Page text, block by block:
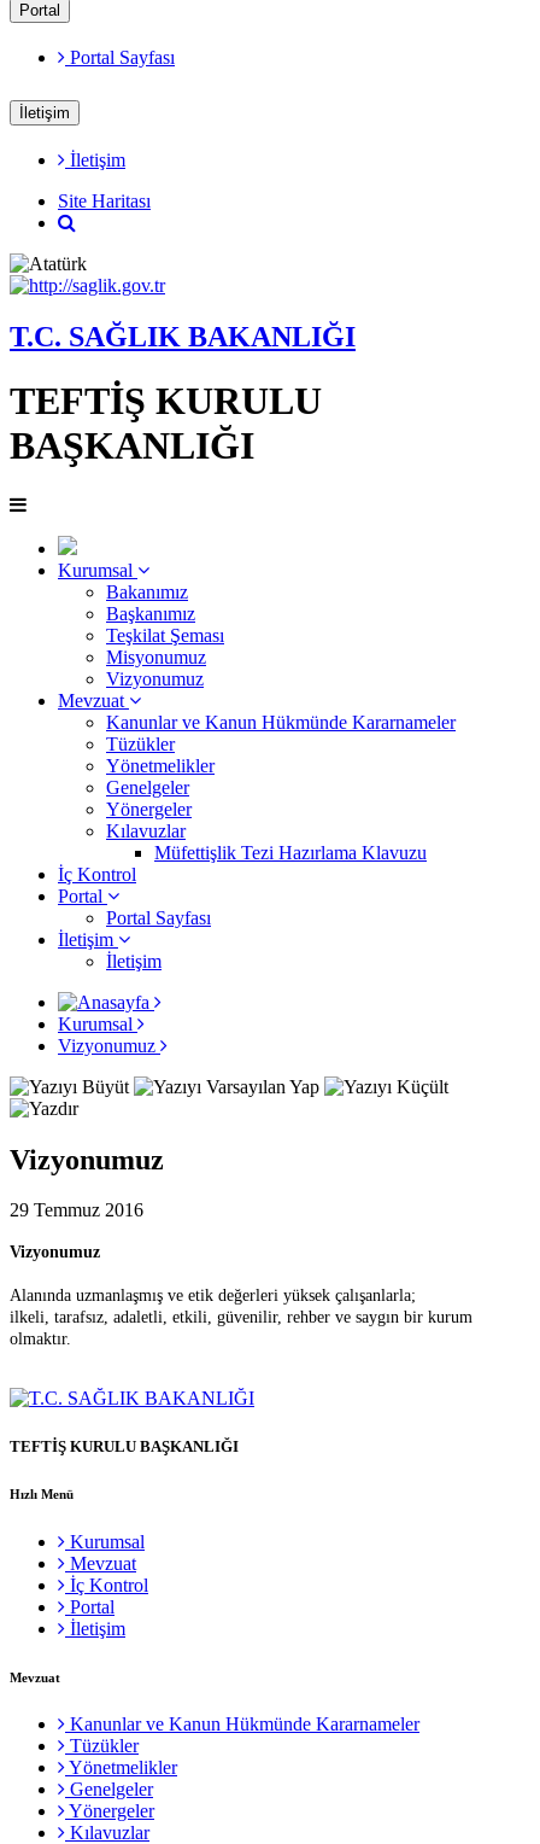
Portal
Portal Sayfası
İletişim
İletişim
Site Haritası
T.C. SAĞLIK BAKANLIĞI
TEFTİŞ KURULU
BAŞKANLIĞI
Kurumsal
Bakanımız
Başkanımız
Teşkilat Şeması
Misyonumuz
Vizyonumuz
Mevzuat
Kanunlar ve Kanun Hükmünde Kararnameler
Tüzükler
Yönetmelikler
Genelgeler
Yönergeler
Kılavuzlar
Müfettişlik Tezi Hazırlama Klavuzu
İç Kontrol
Portal
Portal Sayfası
İletişim
İletişim
Kurumsal
Vizyonumuz
Vizyonumuz
29 Temmuz 2016
Vizyonumuz
Alanında uzmanlaşmış ve etik değerleri yüksek çalışanlarla;
ilkeli, tarafsız, adaletli, etkili, güvenilir, rehber ve saygın bir kurum
olmaktır.
TEFTİŞ KURULU BAŞKANLIĞI
Hızlı Menü
Kurumsal
Mevzuat
İç Kontrol
Portal
İletişim
Mevzuat
Kanunlar ve Kanun Hükmünde Kararnameler
Tüzükler
Yönetmelikler
Genelgeler
Yönergeler
Kılavuzlar